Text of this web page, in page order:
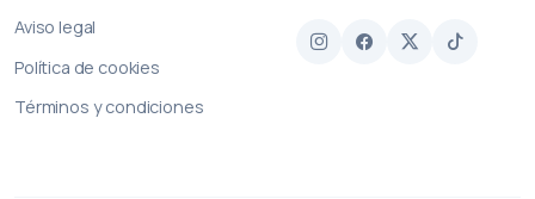
Aviso legal
Política de cookies
Términos y condiciones